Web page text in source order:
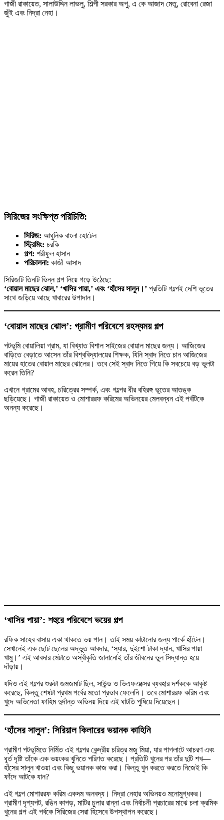
গাজী রাকায়েত, সালাউদ্দিন লাভলু, শিল্পী সরকার অপু, এ কে আজাদ মেতু, রোবেনা রেজা
জুঁই এবং নিদ্রা নেহা।
সিরিজের সংক্ষিপ্ত পরিচিতি:
সিরিজ: আধুনিক বাংলা হোটেল
স্ট্রিমিং: চরকি
গল্প: শরীফুল হাসান
পরিচালনা: কাজী আসাদ
সিরিজটি তিনটি ভিন্ন গল্প নিয়ে গড়ে উঠেছে:
‘বোয়াল মাছের ঝোল,’ ‘খাসির পায়া,’ এবং ‘হাঁসের সালুন।’ প্রতিটি গল্পেই দেশি ভূতের
সাথে জড়িয়ে আছে খাবারের উপাদান।
‘বোয়াল মাছের ঝোল’: গ্রামীণ পরিবেশে রহস্যময় গল্প
পটভূমি বোয়ালিয়া গ্রাম, যা বিখ্যাত বিশাল সাইজের বোয়াল মাছের জন্য। আজিজের
বাড়িতে বেড়াতে আসেন তাঁর বিশ্ববিদ্যালয়ের শিক্ষক, যিনি স্বাদ নিতে চান আজিজের
মায়ের হাতের বোয়াল মাছের ঝোলের। তবে সেই স্বাদ নিতে গিয়ে কি সবচেয়ে বড় ভুলটা
করেন তিনি?
এখানে গ্রামের আবহ, চরিত্রের সম্পর্ক, এবং গল্পের ধীর বহিরঙ্গ ভূতের আতঙ্ক
ছড়িয়েছে। গাজী রাকায়েত ও মোশাররফ করিমের অভিনয়ের মেলবন্ধন এই পর্বটিকে
অনন্য করেছে।
‘খাসির পায়া’: শহুরে পরিবেশে ভয়ের গল্প
রফিক সাহেব বাসায় একা থাকতে ভয় পান। তাই সময় কাটানোর জন্য পার্কে হাঁটেন।
সেখানেই এক ছোট ছেলের অদ্ভুত আবদার, ‘স্যার, দুইশো টাকা দ্যান, খাসির পায়া
খামু।’ এই আবদার মেটাতে অস্বীকৃতি জানানোই তাঁর জীবনের ভুল সিদ্ধান্ত হয়ে
দাঁড়ায়।
যদিও এই গল্পের শুরুটা জমজমাট ছিল, সাউন্ড ও ভিএফএক্সের ব্যবহার দর্শককে আকৃষ্ট
করেছে, কিন্তু শেষটা প্রথম পর্বের মতো প্রভাব ফেলেনি। তবে মোশাররফ করিম এবং
খুদে অভিনেতা ফাহিম দুর্দান্ত অভিনয় দিয়ে এই ঘাটতি পুষিয়ে দিয়েছেন।
‘হাঁসের সালুন’: সিরিয়াল কিলারের ভয়ানক কাহিনি
গ্রামীণ পটভূমিতে নির্মিত এই গল্পের কেন্দ্রীয় চরিত্র মজু মিয়া, যার পাগলাটে আচরণ এবং
ধূর্ত দৃষ্টি তাঁকে এক ভয়ংকর খুনিতে পরিণত করেছে। প্রতিটি খুনের পর তাঁর দুটি শখ—
হাঁসের সালুন খাওয়া এবং কিছু ভয়ানক কাজ করা। কিন্তু খুন করতে করতে নিজেই কি
ফাঁদে আটকে যান?
এই গল্পে মোশাররফ করিম একদম অনবদ্য। নিদ্রা নেহার অভিনয়ও মনোমুগ্ধকর।
গ্রামীণ দৃশ্যপট, রঙিন কাপড়, মাটির চুলার রান্না এবং নির্বাচনী প্রচারের মাঝে চলা ক্রমিক
খুনের গল্প এই পর্বকে সিরিজের সেরা হিসেবে উপস্থাপন করেছে।